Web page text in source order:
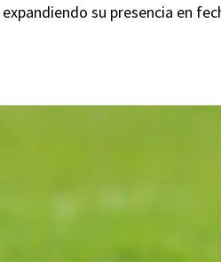
su presencia en